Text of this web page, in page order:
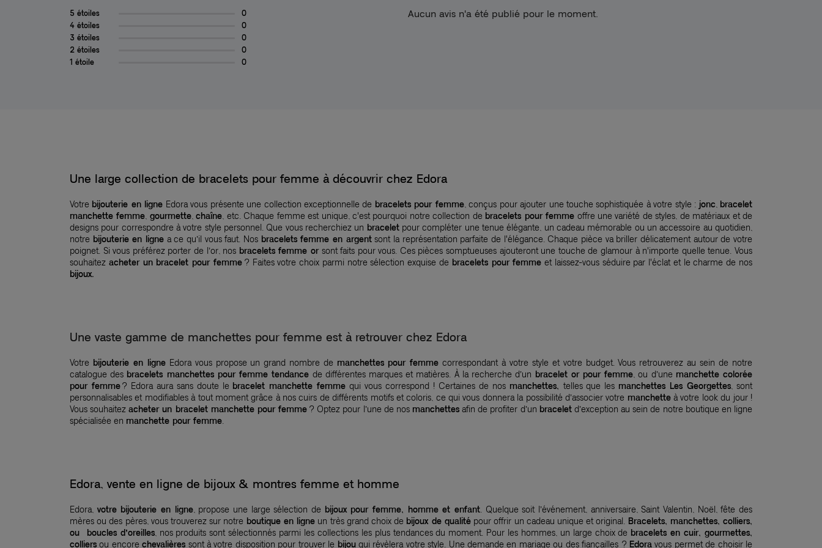
5 étoiles
0
4 étoiles
0
3 étoiles
0
2 étoiles
0
1 étoile
0
Aucun avis n'a été publié pour le moment.
Une large collection de bracelets pour femme à découvrir chez Edora
Votre bijouterie en ligne Edora vous présente une collection exceptionnelle de bracelets pour femme, conçus pour ajouter une touche sophistiquée à votre style : jonc, bracelet
manchette femme, gourmette,chaîne, etc. Chaque femme est unique, c'est pourquoi notre collection de bracelets pour femme offre une variété de styles, de matériaux et de
designs pour correspondre à votre style personnel. Que vous recherchiez un braceletpour compléter une tenue élégante, un cadeau mémorable ou un accessoire au quotidien,
notre bijouterie en ligne a ce qu’il vous faut. Nos bracelets femme en argentsont la représentation parfaite de l'élégance. Chaque pièce va briller délicatement autour de votre
poignet. Si vous préférez porter de l’or, nos bracelets femme orsont faits pour vous. Ces pièces somptueuses ajouteront une touche de glamour à n'importe quelle tenue. Vous
souhaitez acheter un bracelet pour femme ? Faites votre choix parmi notre sélection exquise de bracelets pour femme et laissez-vous séduire par l'éclat et le charme de nos
bijoux.
Une vaste gamme de manchettes pour femme est à retrouver chez Edora
Votre bijouterie en ligneEdora vous propose un grand nombre de manchettes pour femme correspondant à votre style et votre budget. Vous retrouverez au sein de notre
catalogue des bracelets manchettes pour femme tendance de différentes marques et matières. À la recherche d’un bracelet or pour femme, ou d’une manchette colorée
pour femme? Edora aura sans doute le bracelet manchette femme qui vous correspond ! Certaines de nos manchettes, telles que les manchettes Les Georgettes, sont
personnalisables et modifiables à tout moment grâce à nos cuirs de différents motifs et coloris, ce qui vous donnera la possibilité d’associer votre manchetteà votre look du jour !
Vous souhaitezacheter un bracelet manchette pour femme ? Optez pour l’une de nos manchettes afin de profiter d’un braceletd’exception au sein de notre boutique en ligne
spécialisée en manchette pour femme.
Edora, vente en ligne de bijoux & montres femme et homme
Edora, votre bijouterie en ligne, propose une large sélection de bijoux pour femme, homme et enfant. Quelque soit l’événement, anniversaire, Saint Valentin, Noël, fête des
mères ou des pères, vous trouverez sur notre boutique en ligne un très grand choix de bijoux de qualitépour offrir un cadeau unique et original. Bracelets, manchettes, colliers,
ou boucles d’oreilles, nos produits sont sélectionnés parmi les collections les plus tendances du moment. Pour les hommes, un large choix de bracelets en cuir, gourmettes,
colliers ou encorechevalières sont à votre disposition pour trouver le bijouqui révèlera votre style. Une demande en mariage ou des fiançailles ? Edoravous permet de choisir le